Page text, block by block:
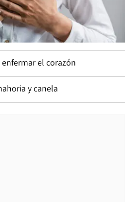
el corazón
y canela